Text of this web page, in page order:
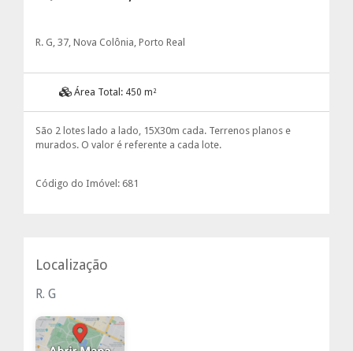
R. G, 37, Nova Colônia, Porto Real
Área Total: 450 m²
São 2 lotes lado a lado, 15X30m cada. Terrenos planos e
murados. O valor é referente a cada lote.
Código do Imóvel: 681
Localização
R. G